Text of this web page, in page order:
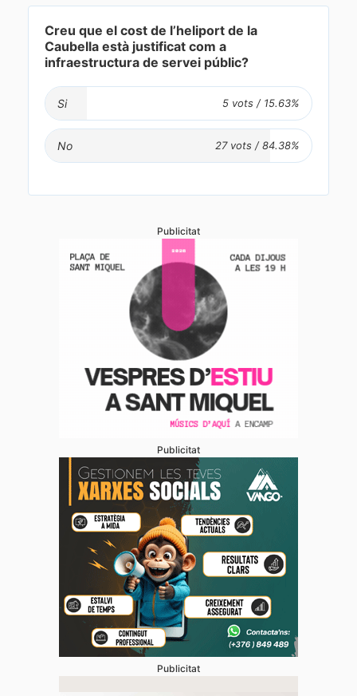
Creu que el cost de l’heliport de la
Caubella està justificat com a
infraestructura de servei públic?
Si
No
Publicitat
Publicitat
Publicitat